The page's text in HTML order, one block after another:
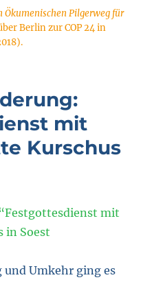
Pilgerweg für
Berlin zur COP 24 in
mit
Kurschus
und Umkehr ging es